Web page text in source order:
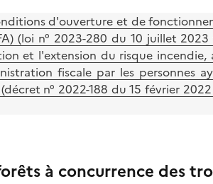
d'ouverture et de
(loi n° 2023-280 du 10 juillet 2023
et l'extension du risque incendie,
fiscale par les personnes
n° 2022-188 du 15 février
à concurrence des